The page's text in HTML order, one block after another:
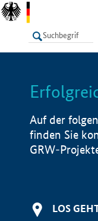
LISTE
Auf der
finden Sie
GRW-
LOS